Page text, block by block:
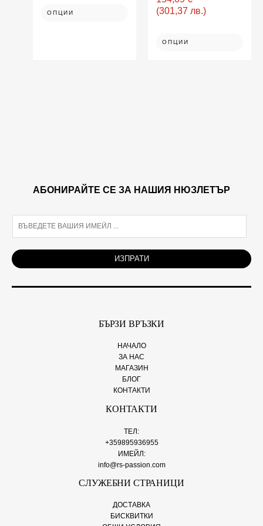
ОПЦИИ
(301,37 лв.)
ОПЦИИ
chosen
on
АБОНИРАЙТЕ СЕ ЗА НАШИЯ НЮЗЛЕТЪР
i
l
ИЗПРАТИ
БЪРЗИ ВРЪЗКИ
НАЧАЛО
ЗА НАС
МАГАЗИН
БЛОГ
КОНТАКТИ
КОНТАКТИ
ТЕЛ:
+359895936955
ИМЕЙЛ:
info@rs-passion.com
СЛУЖЕБНИ СТРАНИЦИ
ДОСТАВКА
БИСКВИТКИ